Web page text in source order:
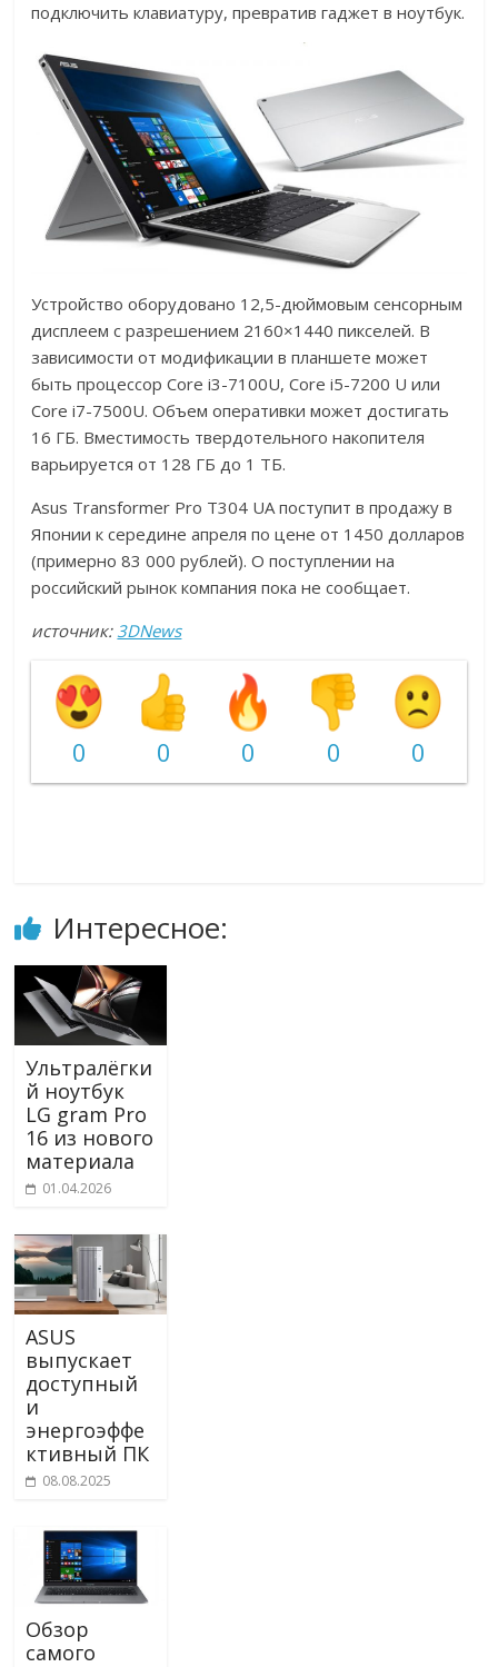
подключить клавиатуру, превратив гаджет в ноутбук.
Устройство оборудовано 12,5-дюймовым сенсорным
дисплеем с разрешением 2160×1440 пикселей. В
зависимости от модификации в планшете может
быть процессор Core i3-7100U, Core i5-7200 U или
Core i7-7500U. Объем оперативки может достигать
16 ГБ. Вместимость твердотельного накопителя
варьируется от 128 ГБ до 1 ТБ.
Asus Transformer Pro T304 UA поступит в продажу в
Японии к середине апреля по цене от 1450 долларов
(примерно 83 000 рублей). О поступлении на
российский рынок компания пока не сообщает.
источник: 3DNews
0 0 0 0 0
Интересное:
Ультралёгки
й ноутбук
LG gram Pro
16 из нового
материала
01.04.2026
ASUS
выпускает
доступный
и
энергоэффе
ктивный ПК
08.08.2025
Обзор
самого